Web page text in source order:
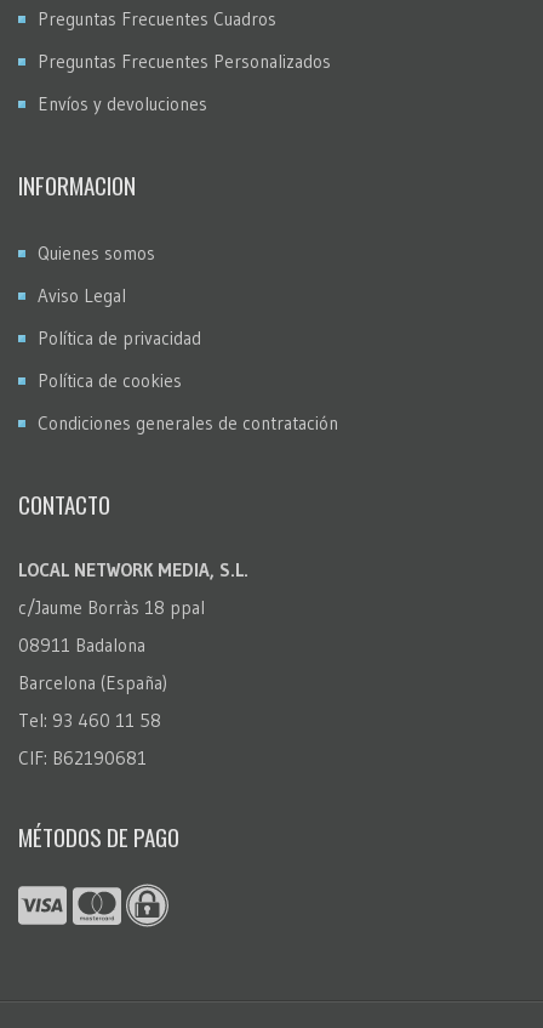
Preguntas Frecuentes Cuadros
Preguntas Frecuentes Personalizados
Envíos y devoluciones
INFORMACION
Quienes somos
Aviso Legal
Política de privacidad
Política de cookies
Condiciones generales de contratación
CONTACTO
LOCAL NETWORK MEDIA, S.L.
c/Jaume Borràs 18 ppal
08911 Badalona
Barcelona (España)
Tel: 93 460 11 58
CIF: B62190681
MÉTODOS DE PAGO